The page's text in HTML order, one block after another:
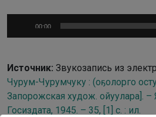
00:00
Источник: Звукозапись из
Чурум-Чурумчуку : (оҕолорго
Запорожская худож. ойуулара]. –
Госиздата, 1945. – 35, [1] с. : ил.